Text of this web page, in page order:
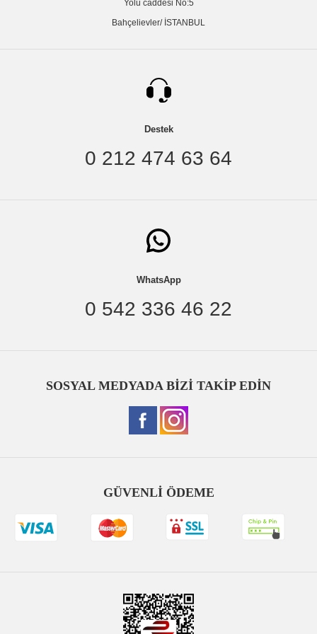
Yolu caddesi No:5
Bahçelievler/ İSTANBUL
Destek
0 212 474 63 64
WhatsApp
0 542 336 46 22
SOSYAL MEDYADA BİZİ TAKİP EDİN
GÜVENLİ ÖDEME